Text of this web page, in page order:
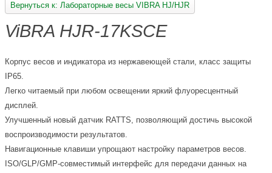
Вернуться к: Лабораторные весы VIBRA HJ/HJR
ViBRA HJR-17KSCE
Корпус весов и индикатора из нержавеющей стали, класс защиты
IP65.
Легко читаемый при любом освещении яркий флуоресцентный
дисплей.
Улучшенный новый датчик RATTS, позволяющий достичь высокой
воспроизводимости результатов.
Навигационные клавиши упрощают настройку параметров весов.
ISO/GLP/GMP-совместимый интерфейс для передачи данных на